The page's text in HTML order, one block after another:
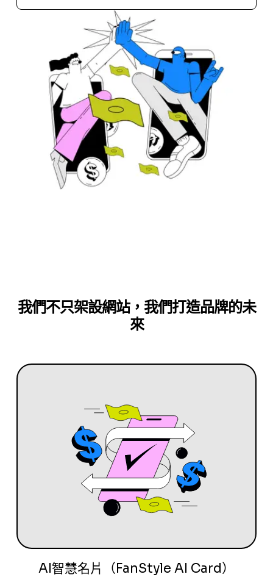
我們不只架設網站，我們打造品牌的未
來
AI智慧名片（FanStyle AI Card）